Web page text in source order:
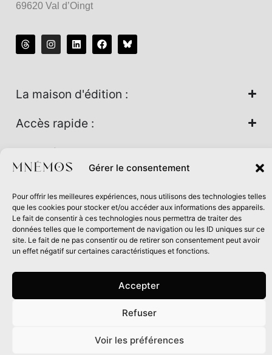
Gérer le consentement
Pour offrir les meilleures expériences, nous utilisons des technologies telles
que les cookies pour stocker et/ou accéder aux informations des appareils.
Le fait de consentir à ces technologies nous permettra de traiter des
données telles que le comportement de navigation ou les ID uniques sur ce
site. Le fait de ne pas consentir ou de retirer son consentement peut avoir
un effet négatif sur certaines caractéristiques et fonctions.
Accepter
Refuser
Voir les préférences
69620 Val d’Oingt
La maison d'édition :
Accès rapide :
Nos univers :
Maison d’édition soutenue par la DRAC Auvergne-Rhône-
Alpes et la Région Auvergne-Rhône-Alpes dans le cadre du
Contrat de filière Livre 2024